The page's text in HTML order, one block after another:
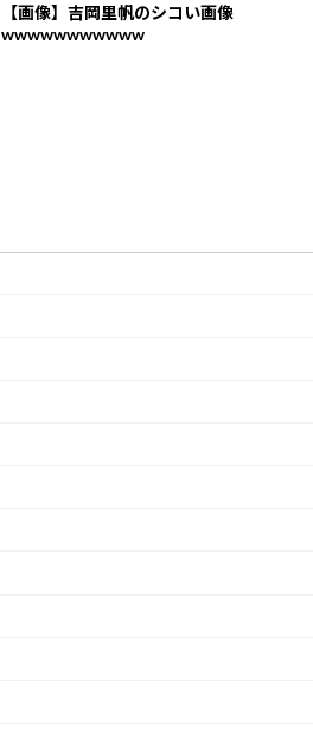
【画像】吉岡里帆のシコい画像
wwwwwwwwwww